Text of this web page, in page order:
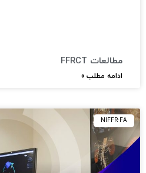
مطالعات FFRCT ​
ادامه مطلب »
NIFFR-FA